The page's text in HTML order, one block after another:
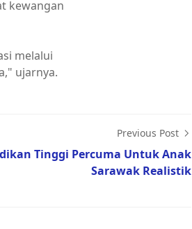
kewangan
melalui
ujarnya.
Previous Post
Tinggi Percuma Untuk Anak
Sarawak Realistik